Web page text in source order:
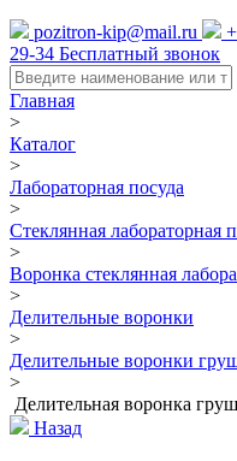
pozitron-kip@mail.ru
29-34 Бесплатный звонок
Главная
>
Каталог
>
Лабораторная посуда
>
Стеклянная лабораторная
>
Воронка стеклянная
>
Делительные воронки
>
Делительные воронки
>
Делительная воронка
Назад